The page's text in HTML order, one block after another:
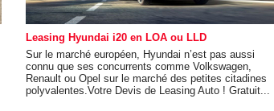
Leasing Hyundai i20 en LOA ou LLD
Sur le marché européen, Hyundai n’est pas aussi
connu que ses concurrents comme Volkswagen,
Renault ou Opel sur le marché des petites citadines
polyvalentes.Votre Devis de Leasing Auto ! Gratuit...